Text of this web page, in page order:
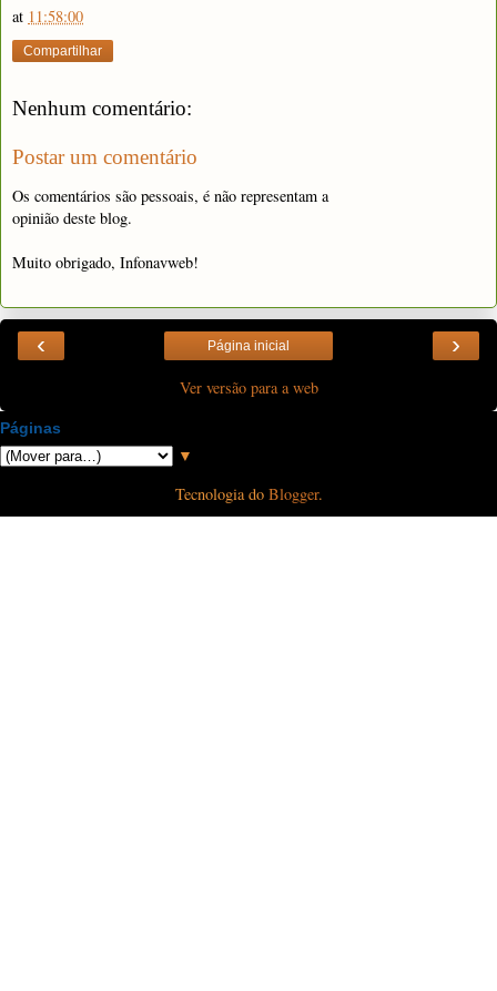
at 11:58:00
Compartilhar
Nenhum comentário:
Postar um comentário
Os comentários são pessoais, é não representam a
opinião deste blog.
Muito obrigado, Infonavweb!
‹ ›
Página inicial
Ver versão para a web
Páginas
▼
Tecnologia do Blogger.